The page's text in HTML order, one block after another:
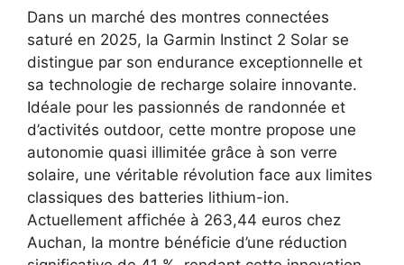
Dans un marché des montres connectées
saturé en 2025, la Garmin Instinct 2 Solar se
distingue par son endurance exceptionnelle et
sa technologie de recharge solaire innovante.
Idéale pour les passionnés de randonnée et
d’activités outdoor, cette montre propose une
autonomie quasi illimitée grâce à son verre
solaire, une véritable révolution face aux limites
classiques des batteries lithium-ion.
Actuellement affichée à 263,44 euros chez
Auchan, la montre bénéficie d’une réduction